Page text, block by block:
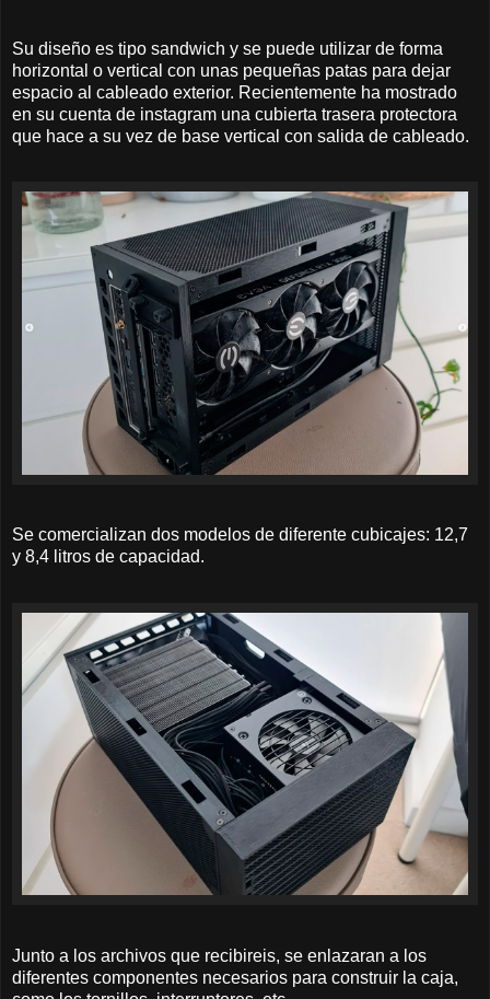
Su diseño es tipo sandwich y se puede utilizar de forma
horizontal o vertical con unas pequeñas patas para dejar
espacio al cableado exterior. Recientemente ha mostrado
en su cuenta de instagram una cubierta trasera protectora
que hace a su vez de base vertical con salida de cableado.
Se comercializan dos modelos de diferente cubicajes: 12,7
y 8,4 litros de capacidad.
Junto a los archivos que recibireis, se enlazaran a los
diferentes componentes necesarios para construir la caja,